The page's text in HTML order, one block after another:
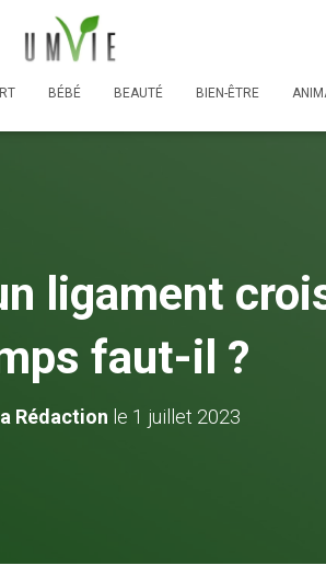
BÉBÉ BEAUTÉ BIEN-ÊTRE
ligament
faut-il ?
Rédaction le 1 juillet 2023